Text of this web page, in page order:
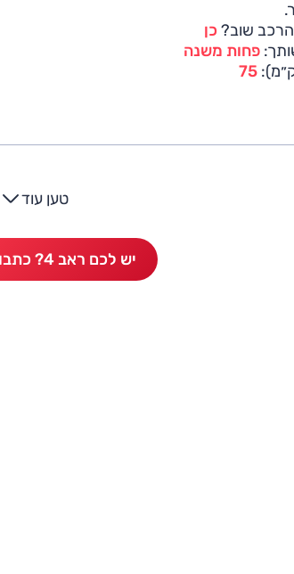
שוב? כן
פחות משנה
75
טען עוד
יש לכם ראב 4? כתבו חוות דעת